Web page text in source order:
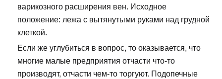
варикозного расширения вен. Исходное
положение: лежа с вытянутыми руками над грудной
клеткой.
Если же углубиться в вопрос, то оказывается, что
многие малые предприятия отчасти что-то
производят, отчасти чем-то торгуют. Подопечные